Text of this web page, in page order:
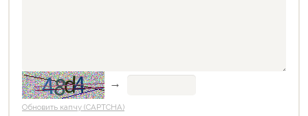
→
Обновить капчу (CAPTCHA)